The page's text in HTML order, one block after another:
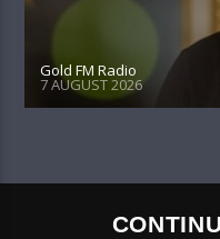
Gold FM Radio
7 AUGUST 2026